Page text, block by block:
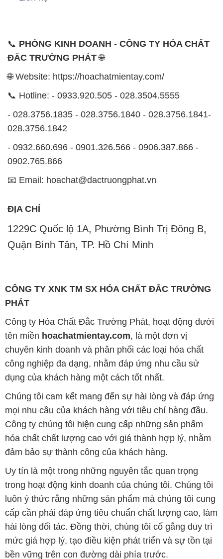
- 028.3756.1835 - 028.3756.1840 - 028.3756.1841-
0902.765.866
📧 Email: hoachat@dactruongphat.vn
ĐỊA CHỈ
1229C Quốc lộ 1A, Phường Bình Trị Đông B,
Quận Bình Tân, TP. Hồ Chí Minh
CÔNG TY XNK TM SX HÓA CHẤT ĐẮC TRƯỜNG
PHÁT
chuyên kinh doanh và phân phối các loại hóa chất
công nghiệp đa dạng, nhằm đáp ứng nhu cầu sử
dụng của khách hàng một cách tốt nhất.
Chúng tôi cam kết mang đến sự hài lòng và đáp ứng
mọi nhu cầu của khách hàng với tiêu chí hàng đầu.
Công ty chúng tôi hiện cung cấp những sản phẩm
hóa chất chất lượng cao với giá thành hợp lý, nhằm
đảm bảo sự thành công của khách hàng.
Uy tín là một trong những nguyên tắc quan trọng
trong hoạt động kinh doanh của chúng tôi. Chúng tôi
luôn ý thức rằng những sản phẩm mà chúng tôi cung
cấp cần phải đáp ứng tiêu chuẩn chất lượng cao, làm
hài lòng đối tác. Đồng thời, chúng tôi cố gắng duy trì
mức giá hợp lý, tạo điều kiện phát triển và sự tồn tại
bền vững trên con đường dài phía trước.
Công ty Hóa Chất Đắc Trường Phát có khả năng đáp
ứng đa dạng các nhu cầu về hóa chất, phục vụ cho
tất cả các ngành nghề và lĩnh vực sản xuất khác
nhau tại TP. Hồ Chí Minh. Sứ mệnh của chúng tôi là